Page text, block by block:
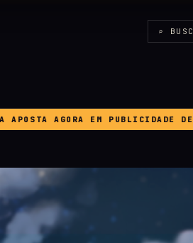
⌕
DOS JOGOS ◆ BUG